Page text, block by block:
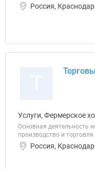
Россия,
Услуги, Фермерское
Основная деятельность
производство и
Россия,